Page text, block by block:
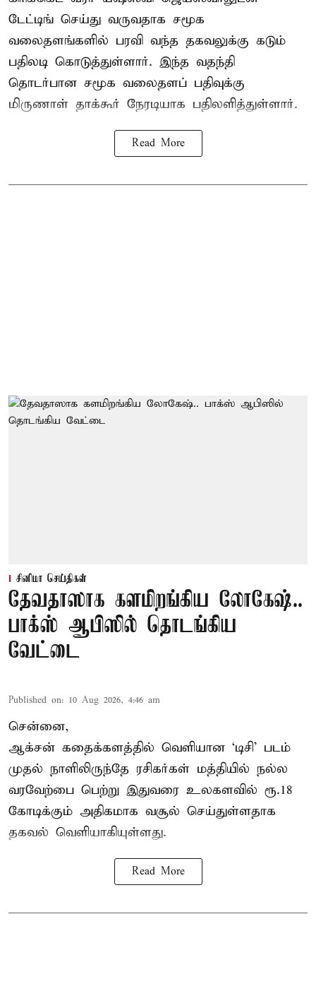
டேட்டிங் செய்து வருவதாக சமூக
வலைதளங்களில் பரவி வந்த தகவலுக்கு கடும்
பதிலடி கொடுத்துள்ளார். இந்த வதந்தி
தொடர்பான சமூக வலைதளப் பதிவுக்கு
மிருணாள் தாக்கூர் நேரடியாக பதிலளித்துள்ளார்.
Read More
சினிமா செய்திகள்
தேவதாஸாக களமிறங்கிய லோகேஷ்..
பாக்ஸ் ஆபிஸில் தொடங்கிய
வேட்டை
Published on: 10 Aug 2026, 4:46 am
சென்னை,
ஆக்சன் கதைக்களத்தில் வெளியான ‘டிசி’ படம்
முதல் நாளிலிருந்தே ரசிகர்கள் மத்தியில் நல்ல
வரவேற்பை பெற்று இதுவரை உலகளவில் ரூ.18
கோடிக்கும் அதிகமாக வசூல் செய்துள்ளதாக
தகவல் வெளியாகியுள்ளது.
Read More